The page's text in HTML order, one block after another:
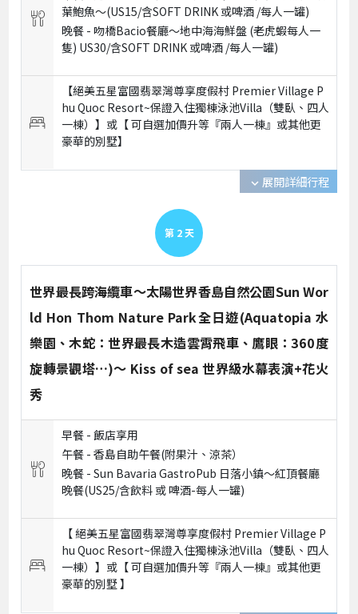
葉鮑魚～(US15/含SOFT DRINK 或啤酒 /每人一罐)
晚餐 -吻橋Bacio餐廳～地中海海鮮盤 (老虎蝦每人一
隻) US30/含SOFT DRINK 或啤酒 /每人一罐)
【絕美五星富國翡翠灣尊享度假村 Premier Village P
hu Quoc Resort~保證入住獨棟泳池Villa（雙臥、四人
一棟）】或【 可自選加價升等『兩人一棟』或其他更
豪華的別墅】
expand_more 展開詳細行程
第 2 天
世界最長跨海纜車～太陽世界香島自然公園Sun Wor
ld Hon Thom Nature Park全日遊(Aquatopia 水
樂園、木蛇：世界最長木造雲霄飛車、鷹眼：360度
旋轉景觀塔…)～ Kiss of sea 世界級水幕表演+花火
秀
早餐 -飯店享用
午餐 -香島自助午餐(附果汁、涼茶）
晚餐 -Sun Bavaria GastroPub 日落小鎮～紅頂餐廳
晚餐(US25/含飲料 或 啤酒-每人一罐)
【 絕美五星富國翡翠灣尊享度假村 Premier Village P
hu Quoc Resort~保證入住獨棟泳池Villa（雙臥、四人
一棟）】或【 可自選加價升等『兩人一棟』或其他更
豪華的別墅 】